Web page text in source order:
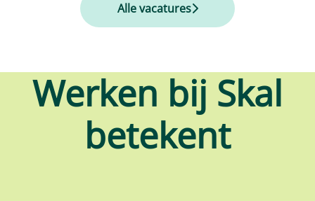
Alle vacatures
Werken bij Skal
betekent